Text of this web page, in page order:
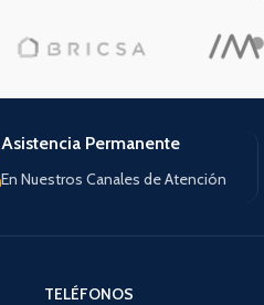
Asistencia Permanente
En Nuestros Canales de Atención
TELÉFONOS